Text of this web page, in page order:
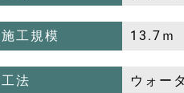
施工規模 13.7ｍ
工法 ウォー